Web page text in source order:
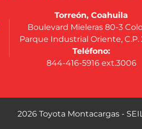
Torreón, Coahuila
Boulevard Mieleras 80-3
Parque Industrial Oriente, C.P.
Teléfono:
844-416-5916 ext.3006
2026 Toyota Montacargas - SEIL